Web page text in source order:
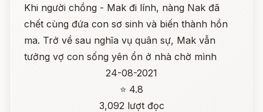
Khi người chồng - Mak đi lính, nàng Nak đã
chết cùng đứa con sơ sinh và biến thành hồn
ma. Trở về sau nghĩa vụ quân sự, Mak vẫn
tưởng vợ con sống yên ổn ở nhà chờ mình
24-08-2021
⭐ 4.8
3,092 lượt đọc